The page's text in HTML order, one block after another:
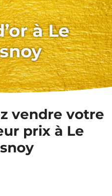
à Le
vendre votre
prix à Le